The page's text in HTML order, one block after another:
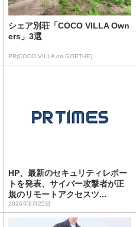
シェア別荘「COCO VILLA Own
ers」3選
PR(COCO VILLA on GOETHE)
HP、最新のセキュリティレポー
トを発表、サイバー攻撃者が正
規のリモートアクセスツ...
2026年6月25日